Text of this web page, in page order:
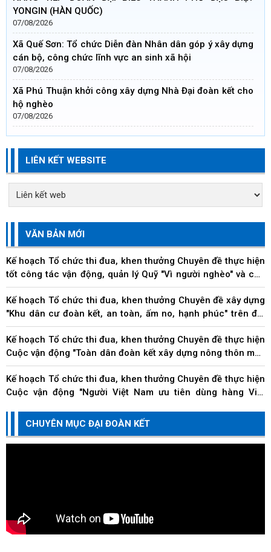
YONGIN (HÀN QUỐC)
07/08/2026
Xã Quế Sơn: Tổ chức Diễn đàn Nhân dân góp ý xây dựng
cán bộ, công chức lĩnh vực an sinh xã hội
07/08/2026
Xã Phú Thuận khởi công xây dựng Nhà Đại đoàn kết cho
hộ nghèo
07/08/2026
LIÊN KẾT WEBSITE
VĂN BẢN MỚI
Kế hoạch Tổ chức thi đua, khen thưởng Chuyên đề thực hiện
tốt công tác vận động, quản lý Quỹ "Vì người nghèo" và các
hoạt động an sinh xã hội trên địa...
Kế hoạch Tổ chức thi đua, khen thưởng Chuyên đề xây dựng
"Khu dân cư đoàn kết, an toàn, ấm no, hạnh phúc" trên địa
bàn thành phố
Kế hoạch Tổ chức thi đua, khen thưởng Chuyên đề thực hiện
Cuộc vận động "Toàn dân đoàn kết xây dựng nông thôn mới,
đô thị văn minh" trên địa bàn thành...
Kế hoạch Tổ chức thi đua, khen thưởng Chuyên đề thực hiện
Cuộc vận động "Người Việt Nam ưu tiên dùng hàng Việt
Kế hoạch Tổ chức thi đua, khen thưởng Chuyên đề về các
doanh nghiệp, doanh nhân, hộ kinh doanh và cá nhân kinh
doanh thi đua thực hiện tốt trách nhiệm...
CHUYÊN MỤC ĐẠI ĐOÀN KẾT